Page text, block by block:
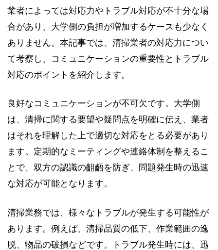
業者によっては対応力やトラブル対応が不十分な場
合があり、大学側の負担が増加するケースも少なく
ありません。本記事では、清掃業者の対応力につい
て考察し、コミュニケーションの重要性とトラブル
対応のポイントを紹介します。
良好なコミュニケーションが不可欠です。大学側
は、清掃に関する要望や疑問点を明確に伝え、業者
はそれを理解した上で適切な対応をとる必要があり
ます。定期的なミーティングや連絡体制を整えるこ
とで、双方の認識の齟齬を防ぎ、問題発生時の迅速
な対応が可能となります。
清掃業務では、様々なトラブルが発生する可能性が
あります。例えば、清掃品質の低下、作業範囲の逸
脱、物品の破損などです。トラブル発生時には、迅